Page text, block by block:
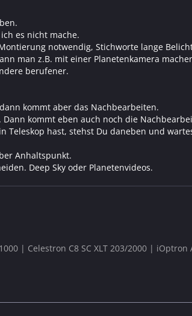
es nicht mache.
notwendig, Stichworte lange
man z.B. mit einer Planetenkamera
berufener.
kommt aber das Nachbearbeiten.
Dann kommt eben auch noch die
Teleskop hast, stehst Du daneben und
Anhaltspunkt.
Deep Sky oder Planetenvideos.
| Celestron C8 SC XLT 203/2000 | iOptron